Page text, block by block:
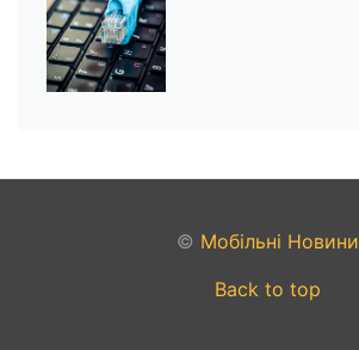
© Мобільні Новини
Back to top